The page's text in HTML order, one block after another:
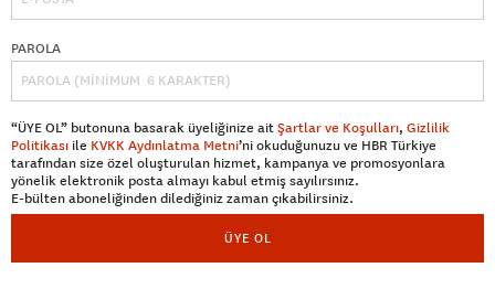
PAROLA
“ÜYE OL” butonuna basarak üyeliğinize aitŞartlar ve Koşulları, Gizlilik
Politikası ile KVKK Aydınlatma Metni’ni okuduğunuzu ve HBR Türkiye
tarafından size özel oluşturulan hizmet, kampanya ve promosyonlara
yönelik elektronik posta almayı kabul etmiş sayılırsınız.
E-bülten aboneliğinden dilediğiniz zaman çıkabilirsiniz.
ÜYE OL